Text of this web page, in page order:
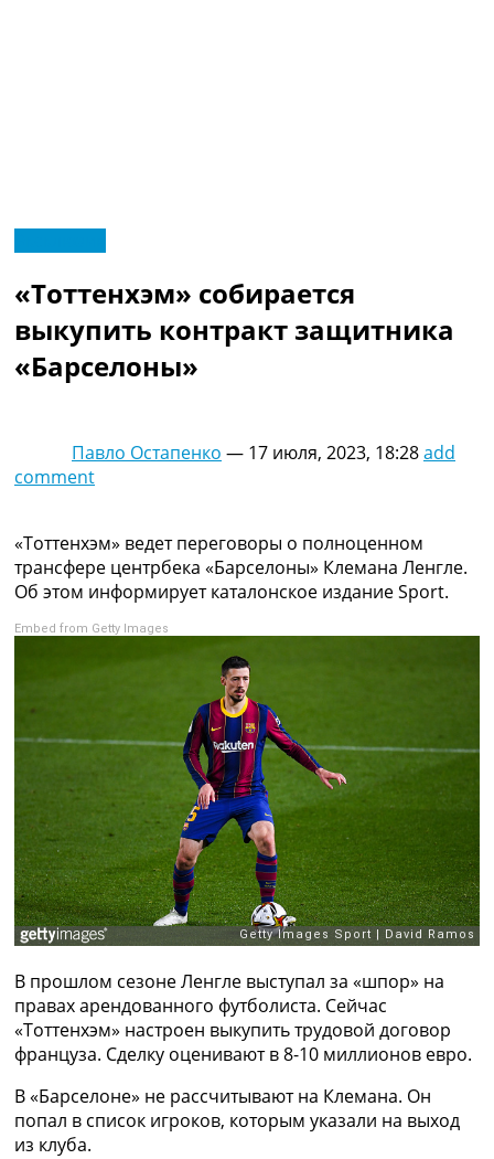
МенюНовости футбола
Видео
Трансферы
Новости футбола Украины
Логин
Рейтинги
Турниры
Чемпионат Мира
Украина. Премьер-Лига
Лига Чемпионов
Англия. Премьер Лига
Испания. Ла Лига
Другие Турниры >>>
Таблицы
Таблицы групп Чемпионата Мира
Украина. Премьер-Лига
Украина. Первая Лига
Лига Чемпионов. Таблицы групп
Англия. Премьер-Лига
Испания. Ла Лига
Все таблицы >>>
Рейтинги
Рейтинг стран УЕФА
Рейтинг клубов УЕФА
Рейтинг ФИФА
ТВ программа
RU
UA
Categories
«Тоттенхэм» собирается
выкупить контракт защитника
«Барселоны»
Павло Остапенко — 17 июля, 2023, 18:28add
comment
«Тоттенхэм» ведет переговоры о полноценном
трансфере центрбека «Барселоны» Клемана Ленгле.
Об этом информирует каталонское издание Sport.
Embed from Getty Images
В прошлом сезоне Ленгле выступал за «шпор» на
правах арендованного футболиста. Сейчас
«Тоттенхэм» настроен выкупить трудовой договор
француза. Сделку оценивают в 8-10 миллионов евро.
В «Барселоне» не рассчитывают на Клемана. Он
попал в список игроков, которым указали на выход
из клуба.